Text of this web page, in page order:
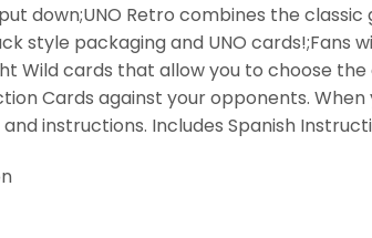
down;UNO Retro combines the
style packaging and UNO cards!;Fans
Wild cards that allow you to choose
Cards against your opponents.
instructions. Includes Spanish